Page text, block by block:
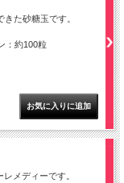
た砂糖玉です。
：約100粒
メディーです。